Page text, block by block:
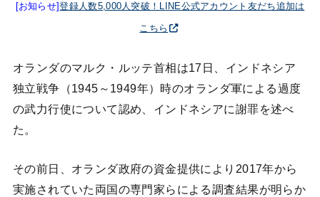
[お知らせ]登録人数5,000人突破！LINE公式アカウント友だち追加は
こちら
オランダのマルク・ルッテ首相は17日、インドネシア
独立戦争（1945～1949年）時のオランダ軍による過度
の武力行使について認め、インドネシアに謝罪を述べ
た。
その前日、オランダ政府の資金提供により2017年から
実施されていた両国の専門家らによる調査結果が明らか